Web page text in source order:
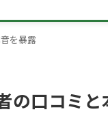
を暴露
の口コミと